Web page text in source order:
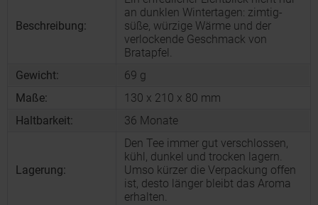
Beschreibung:
an dunklen Wintertagen: zimtig-
süße, würzige Wärme und der
verlockende Geschmack von
Bratapfel.
Gewicht:
69 g
Maße:
130 x 210 x 80 mm
Haltbarkeit:
36 Monate
Lagerung:
Den Tee immer gut verschlossen,
kühl, dunkel und trocken lagern.
Umso kürzer die Verpackung offen
ist, desto länger bleibt das Aroma
erhalten.